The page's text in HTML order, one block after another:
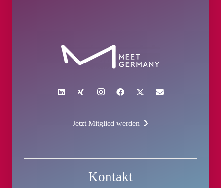
Jetzt Mitglied werden
Kontakt